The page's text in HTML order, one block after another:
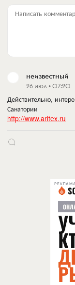
Написать
неизвестный
26 июл • 07:20
Действительно,
Санатории
http://www.aritex.ru
РЕКЛАМА